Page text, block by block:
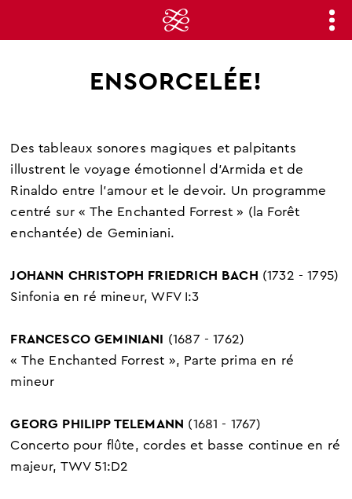
ENSORCELÉE!
Des tableaux sonores magiques et palpitants
illustrent le voyage émotionnel d'Armida et de
Rinaldo entre l’amour et le devoir. Un programme
centré sur « The Enchanted Forrest » (la Forêt
enchantée) de Geminiani.
JOHANN CHRISTOPH FRIEDRICH BACH (1732 - 1795)
Sinfonia en ré mineur, WFV I:3
FRANCESCO GEMINIANI (1687 - 1762)
« The Enchanted Forrest », Parte prima en ré
mineur
GEORG PHILIPP TELEMANN (1681 - 1767)
Concerto pour flûte, cordes et basse continue en ré
majeur, TWV 51:D2